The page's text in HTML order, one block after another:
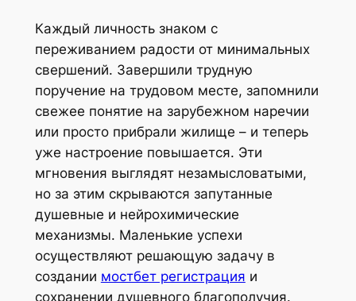
Каждый личность знаком с
переживанием радости от минимальных
свершений. Завершили трудную
поручение на трудовом месте, запомнили
свежее понятие на зарубежном наречии
или просто прибрали жилище – и теперь
уже настроение повышается. Эти
мгновения выглядят незамысловатыми,
но за этим скрываются запутанные
душевные и нейрохимические
механизмы. Маленькие успехи
осуществляют решающую задачу в
создании мостбет регистрация и
сохранении душевного благополучия.